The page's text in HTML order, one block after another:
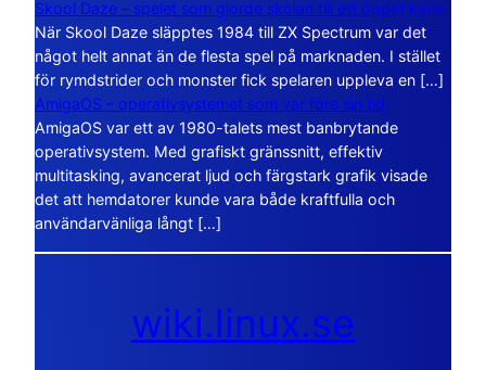
Skool Daze – spelet som gjorde skolan till ett öppet kaos
När Skool Daze släpptes 1984 till ZX Spectrum var det
något helt annat än de flesta spel på marknaden. I stället
för rymdstrider och monster fick spelaren uppleva en […]
AmigaOS – operativsystemet som var före sin tid
AmigaOS var ett av 1980-talets mest banbrytande
operativsystem. Med grafiskt gränssnitt, effektiv
multitasking, avancerat ljud och färgstark grafik visade
det att hemdatorer kunde vara både kraftfulla och
användarvänliga långt […]
wiki.linux.se